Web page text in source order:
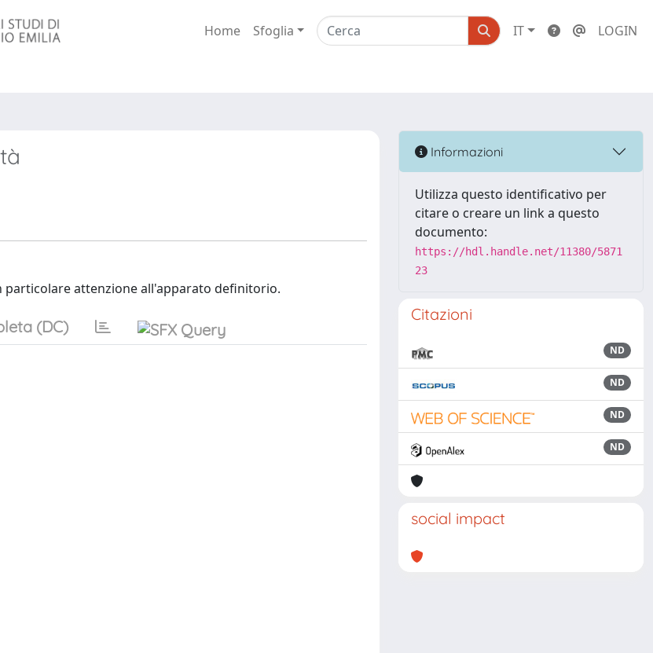
Home Sfoglia IT LOGIN
attenzione all'apparato definitorio.
(DC)
Informazioni
Utilizza questo identificativo per
citare o creare un link a questo
documento:
https://hdl.handle.net/11380/5871
23
Citazioni
ND
ND
ND
ND
social impact